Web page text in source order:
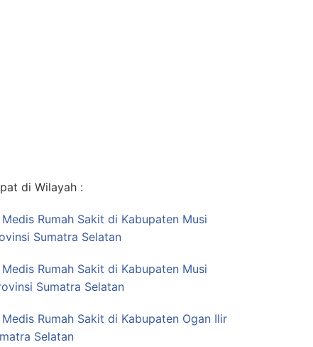
di Wilayah :
Rumah Sakit di Kabupaten Musi
Sumatra Selatan
Rumah Sakit di Kabupaten Musi
Sumatra Selatan
Rumah Sakit di Kabupaten Ogan Ilir
Selatan